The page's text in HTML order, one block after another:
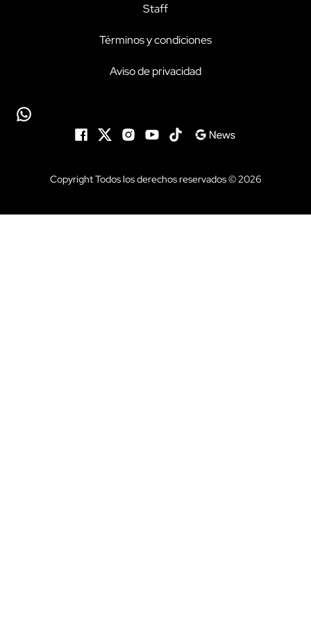
Staff
Términos y condiciones
Aviso de privacidad
Copyright Todos los derechos reservados © 2026